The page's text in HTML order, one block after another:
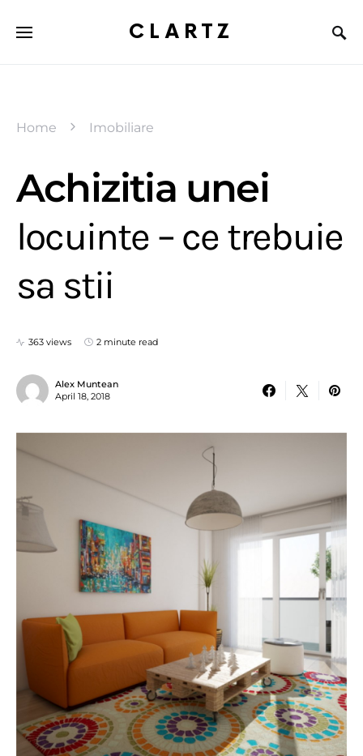
CLARTZ
Home Imobiliare
Achizitia unei
locuinte – ce trebuie
sa stii
363 views 2 minute read
Alex Muntean
April 18, 2018